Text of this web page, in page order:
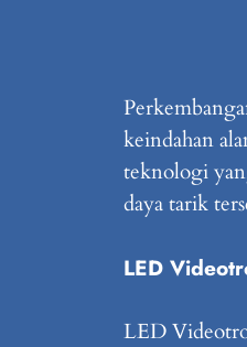
keindahan
teknologi
daya tarik
LED
LED